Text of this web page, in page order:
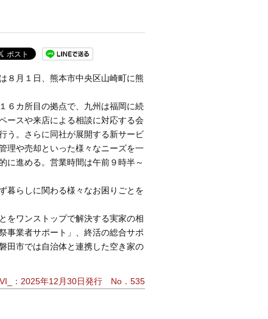
８月１日、熊本市中央区山崎町に熊
６カ所目の拠点で、九州は福岡に続
ースや来店による相談に対応する会
う。さらに同社が展開する新サービ
理や売却といった様々なニーズを一
に進める。営業時間は午前９時半～
暮らしに関わる様々なお困りごとを
をワンストップで解決する実家の相
事業者サポート」、終活の総合サポ
田市では自治体と連携した空き家の
：2025年12月30日発行 No．535